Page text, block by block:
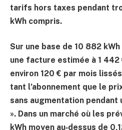
tarifs hors taxes pendant
kWh compris.
Sur une base de 10 882 kWh
une facture estimée à 1 442
environ 120 € par mois
tant l’abonnement que le
sans augmentation pendant
». Dans un marché où les
kWh moyen au‑dessus de